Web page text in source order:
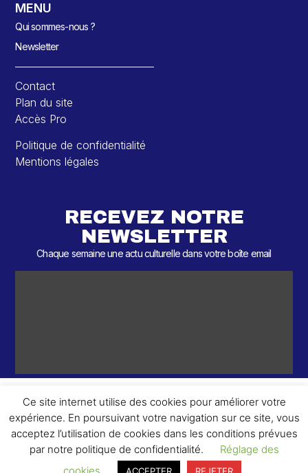
MENU
Qui sommes-nous ?
Newsletter
Contact
Plan du site
Accès Pro
Politique de confidentialité
Mentions légales
RECEVEZ NOTRE
NEWSLETTER
Chaque semaine une actu culturelle dans votre boîte email
© 2026 – 2 ème Round – Tous droits réservés.
Ce site internet utilise des cookies pour améliorer votre
expérience. En poursuivant votre navigation sur ce site, vous
acceptez l’utilisation de cookies dans les conditions prévues
par notre politique de confidentialité.
Réglage des